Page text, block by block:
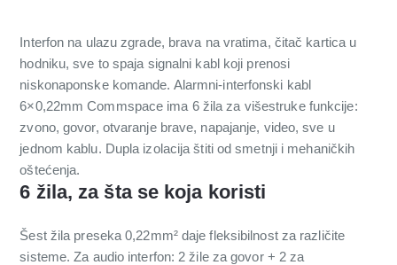
Interfon na ulazu zgrade, brava na vratima, čitač kartica u
hodniku, sve to spaja signalni kabl koji prenosi
niskonaponske komande. Alarmni-interfonski kabl
6×0,22mm Commspace ima 6 žila za višestruke funkcije:
zvono, govor, otvaranje brave, napajanje, video, sve u
jednom kablu. Dupla izolacija štiti od smetnji i mehaničkih
oštećenja.
6 žila, za šta se koja koristi
Šest žila preseka 0,22mm² daje fleksibilnost za različite
sisteme. Za audio interfon: 2 žile za govor + 2 za